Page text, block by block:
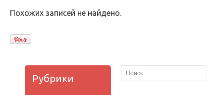
Похожих записей не найдено.
Рубрики